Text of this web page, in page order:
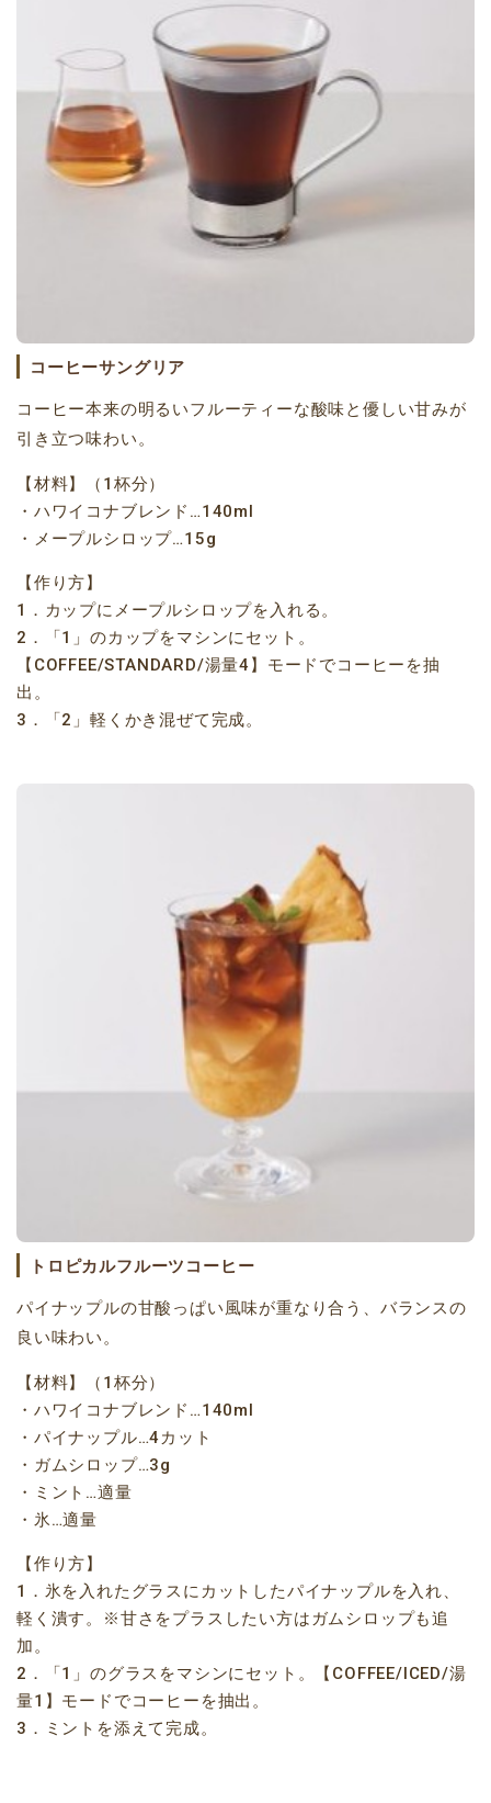
コーヒーサングリア
コーヒー本来の明るいフルーティーな酸味と優しい甘みが
引き立つ味わい。
【材料】（1杯分）
・ハワイコナブレンド…140ml
・メープルシロップ…15g
【作り方】
1．カップにメープルシロップを入れる。
2．「1」のカップをマシンにセット。
【COFFEE/STANDARD/湯量4】モードでコーヒーを抽
出。
3．「2」軽くかき混ぜて完成。
トロピカルフルーツコーヒー
パイナップルの甘酸っぱい風味が重なり合う、バランスの
良い味わい。
【材料】（1杯分）
・ハワイコナブレンド…140ml
・パイナップル…4カット
・ガムシロップ…3g
・ミント…適量
・氷…適量
【作り方】
1．氷を入れたグラスにカットしたパイナップルを入れ、
軽く潰す。※甘さをプラスしたい方はガムシロップも追
加。
2．「1」のグラスをマシンにセット。【COFFEE/ICED/湯
量1】モードでコーヒーを抽出。
3．ミントを添えて完成。